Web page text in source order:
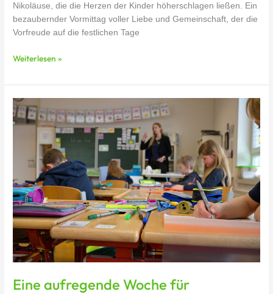
Nikoläuse, die die Herzen der Kinder höherschlagen ließen. Ein
bezaubernder Vormittag voller Liebe und Gemeinschaft, der die
Vorfreude auf die festlichen Tage
Weiterlesen »
Eine aufregende Woche für
Eine
aufregende
Woche
Grundschüler
Grundschule
Mogendorf!